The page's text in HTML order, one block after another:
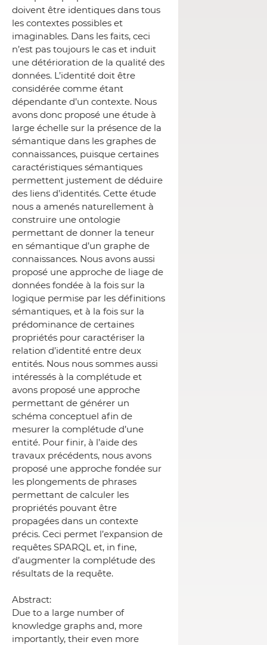
doivent être identiques dans tous
les contextes possibles et
imaginables. Dans les faits, ceci
n’est pas toujours le cas et induit
une détérioration de la qualité des
données. L’identité doit être
considérée comme étant
dépendante d’un contexte. Nous
avons donc proposé une étude à
large échelle sur la présence de la
sémantique dans les graphes de
connaissances, puisque certaines
caractéristiques sémantiques
permettent justement de déduire
des liens d’identités. Cette étude
nous a amenés naturellement à
construire une ontologie
permettant de donner la teneur
en sémantique d’un graphe de
connaissances. Nous avons aussi
proposé une approche de liage de
données fondée à la fois sur la
logique permise par les définitions
sémantiques, et à la fois sur la
prédominance de certaines
propriétés pour caractériser la
relation d’identité entre deux
entités. Nous nous sommes aussi
intéressés à la complétude et
avons proposé une approche
permettant de générer un
schéma conceptuel afin de
mesurer la complétude d’une
entité. Pour finir, à l’aide des
travaux précédents, nous avons
proposé une approche fondée sur
les plongements de phrases
permettant de calculer les
propriétés pouvant être
propagées dans un contexte
précis. Ceci permet l’expansion de
requêtes SPARQL et, in fine,
d’augmenter la complétude des
résultats de la requête.
Abstract:
Due to a large number of
knowledge graphs and, more
importantly, their even more